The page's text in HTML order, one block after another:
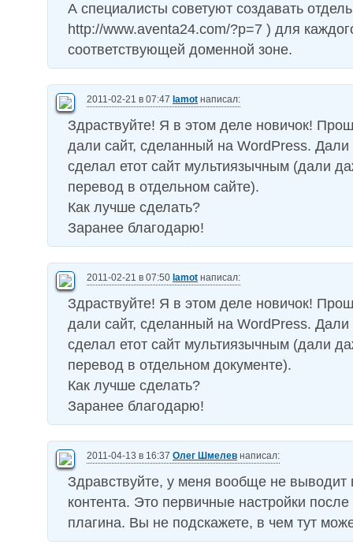
А специалисты советуют создавать
http://www.aventa24.com/?p=7 ) для
соответствующей доменной зоне.
2011-02-21 в 07:47 lamot написал:
Здраствуйте! Я в этом деле новичок!
дали сайт, сделанный на WordPress.
сделал етот сайт мультиязычным (дали
перевод в отдельном сайте).
Как лучше сделать?
Заранее благодарю!
2011-02-21 в 07:50 lamot написал:
Здраствуйте! Я в этом деле новичок!
дали сайт, сделанный на WordPress.
сделал етот сайт мультиязычным (дали
перевод в отдельном документе).
Как лучше сделать?
Заранее благодарю!
2011-04-13 в 16:37 Олег Шмелев написал:
Здравствуйте, у меня вообще не
контента. Это первичные настройки после
плагина. Вы не подскажете, в чем тут